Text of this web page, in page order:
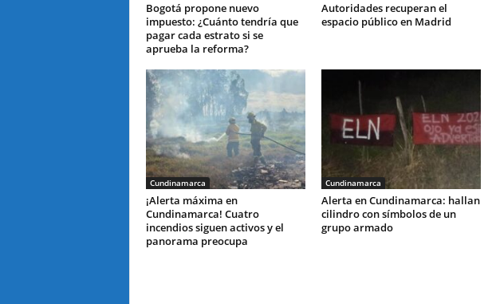
Bogotá propone nuevo
impuesto: ¿Cuánto tendría que
pagar cada estrato si se
aprueba la reforma?
Autoridades recuperan el
espacio público en Madrid
Cundinamarca
¡Alerta máxima en
Cundinamarca! Cuatro
incendios siguen activos y el
panorama preocupa
Cundinamarca
Alerta en Cundinamarca: hallan
cilindro con símbolos de un
grupo armado